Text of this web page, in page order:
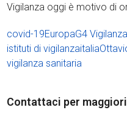
Vigilanza oggi è motivo di
covid-19EuropaG4 Vigilanza
istituti di vigilanzaitalia
vigilanza sanitaria
Contattaci per